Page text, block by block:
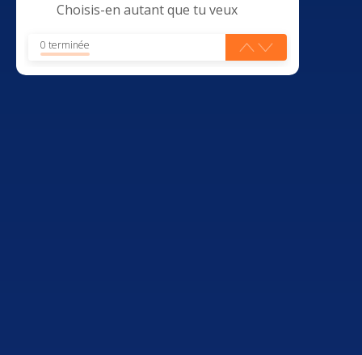
Choisis-en autant que tu veux
0 terminée